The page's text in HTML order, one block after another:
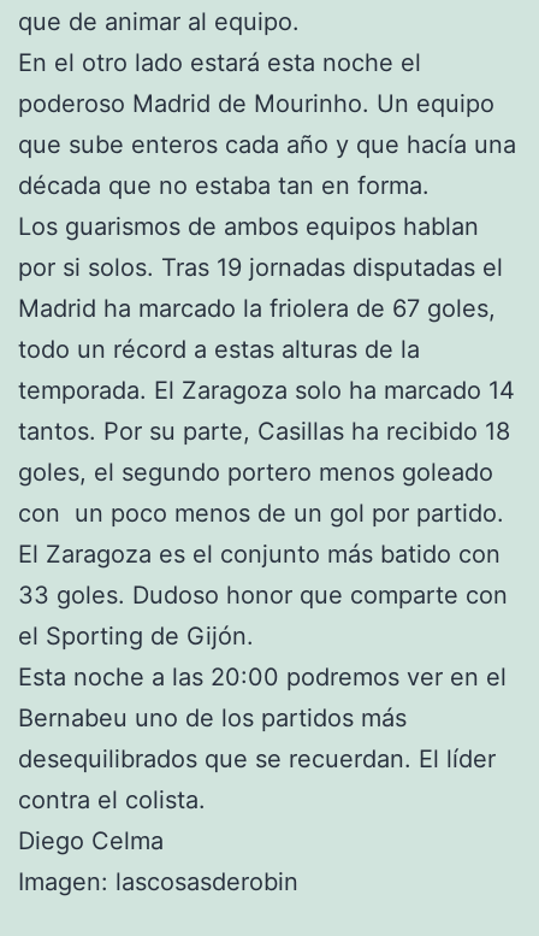
que de animar al equipo.
En el otro lado estará esta noche el
poderoso Madrid de Mourinho. Un equipo
que sube enteros cada año y que hacía una
década que no estaba tan en forma.
Los guarismos de ambos equipos hablan
por si solos. Tras 19 jornadas disputadas el
Madrid ha marcado la friolera de 67 goles,
todo un récord a estas alturas de la
temporada. El Zaragoza solo ha marcado 14
tantos. Por su parte, Casillas ha recibido 18
goles, el segundo portero menos goleado
con un poco menos de un gol por partido.
El Zaragoza es el conjunto más batido con
33 goles. Dudoso honor que comparte con
el Sporting de Gijón.
Esta noche a las 20:00 podremos ver en el
Bernabeu uno de los partidos más
desequilibrados que se recuerdan. El líder
contra el colista.
Diego Celma
Imagen: lascosasderobin